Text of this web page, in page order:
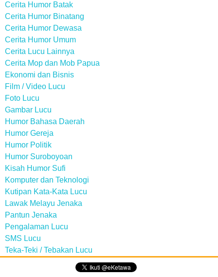
Cerita Humor Batak
Cerita Humor Binatang
Cerita Humor Dewasa
Cerita Humor Umum
Cerita Lucu Lainnya
Cerita Mop dan Mob Papua
Ekonomi dan Bisnis
Film / Video Lucu
Foto Lucu
Gambar Lucu
Humor Bahasa Daerah
Humor Gereja
Humor Politik
Humor Suroboyoan
Kisah Humor Sufi
Komputer dan Teknologi
Kutipan Kata-Kata Lucu
Lawak Melayu Jenaka
Pantun Jenaka
Pengalaman Lucu
SMS Lucu
Teka-Teki / Tebakan Lucu